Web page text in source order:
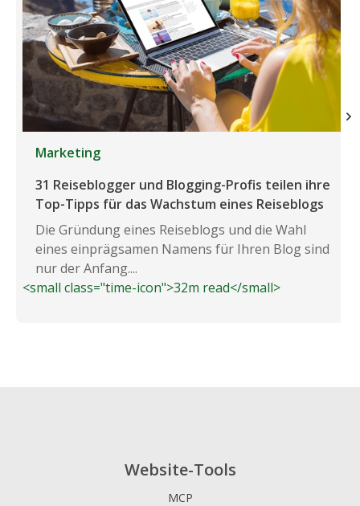
Marketing
31 Reiseblogger und Blogging-Profis teilen ihre
Top-Tipps für das Wachstum eines Reiseblogs
Die Gründung eines Reiseblogs und die Wahl
eines einprägsamen Namens für Ihren Blog sind
nur der Anfang....
<small class="time-icon">32m read</small>
Website-Tools
MCP